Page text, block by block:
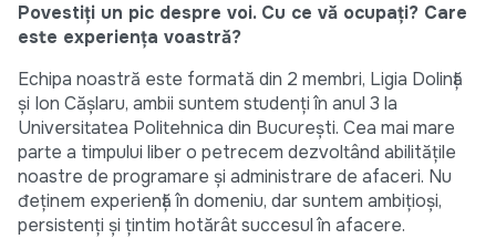
Povestiți un pic despre voi. Cu ce vă ocupați? Care
este experiența voastră?
Echipa noastră este formată din 2 membri, Ligia Dolință
și Ion Cășlaru, ambii suntem studenți în anul 3 la
Universitatea Politehnica din București. Cea mai mare
parte a timpului liber o petrecem dezvoltând abilitățile
noastre de programare și administrare de afaceri. Nu
đeținem experiență în domeniu, dar suntem ambițioși,
persistenți și țintim hotărât succesul în afacere.